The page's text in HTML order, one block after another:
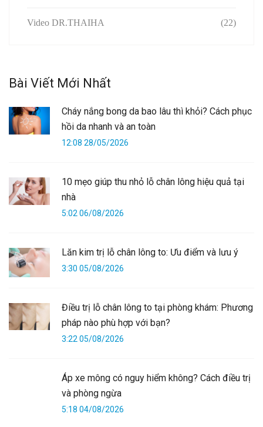
Video DR.THAIHA (22)
Bài Viết Mới Nhất
Cháy nắng bong da bao lâu thì khỏi? Cách phục
hồi da nhanh và an toàn
12:08 28/05/2026
10 mẹo giúp thu nhỏ lỗ chân lông hiệu quả tại
nhà
5:02 06/08/2026
Lăn kim trị lỗ chân lông to: Ưu điểm và lưu ý
3:30 05/08/2026
Điều trị lỗ chân lông to tại phòng khám: Phương
pháp nào phù hợp với bạn?
3:22 05/08/2026
Áp xe mông có nguy hiểm không? Cách điều trị
và phòng ngừa
5:18 04/08/2026